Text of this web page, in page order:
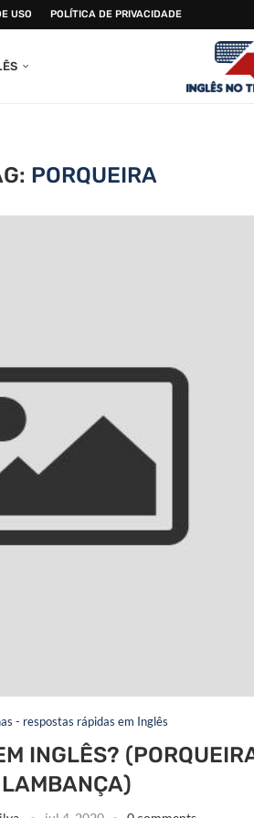
USO POLÍTICA DE PRIVACIDADE
PORQUEIRA
- respostas rápidas em Inglês
INGLÊS?
LAMBANÇA)